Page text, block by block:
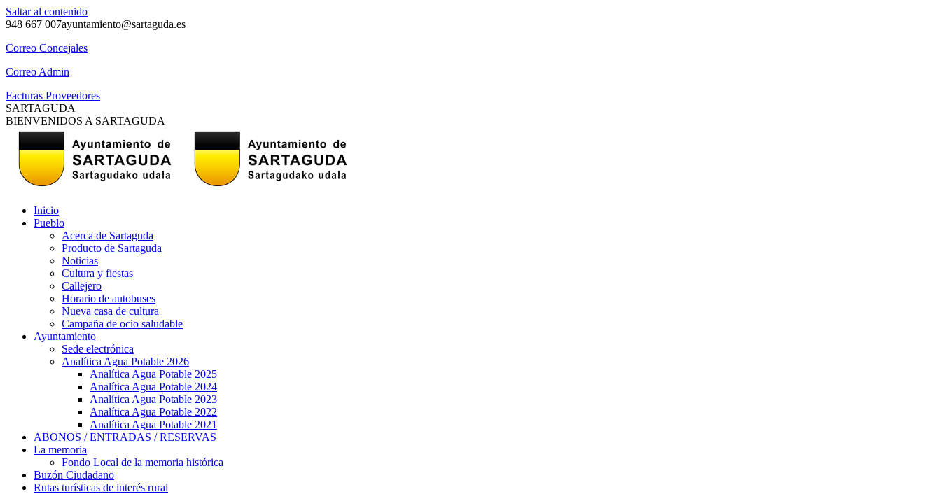
Saltar al contenido
948 667 007ayuntamiento@sartaguda.es
Correo Concejales
Correo Admin
Facturas Proveedores
SARTAGUDA
BIENVENIDOS A SARTAGUDA
Inicio
Pueblo
Acerca de Sartaguda
Producto de Sartaguda
Noticias
Cultura y fiestas
Callejero
Horario de autobuses
Nueva casa de cultura
Campaña de ocio saludable
Ayuntamiento
Sede electrónica
Analítica Agua Potable 2026
Analítica Agua Potable 2025
Analítica Agua Potable 2024
Analítica Agua Potable 2023
Analítica Agua Potable 2022
Analítica Agua Potable 2021
ABONOS / ENTRADAS / RESERVAS
La memoria
Fondo Local de la memoria histórica
Buzón Ciudadano
Rutas turísticas de interés rural